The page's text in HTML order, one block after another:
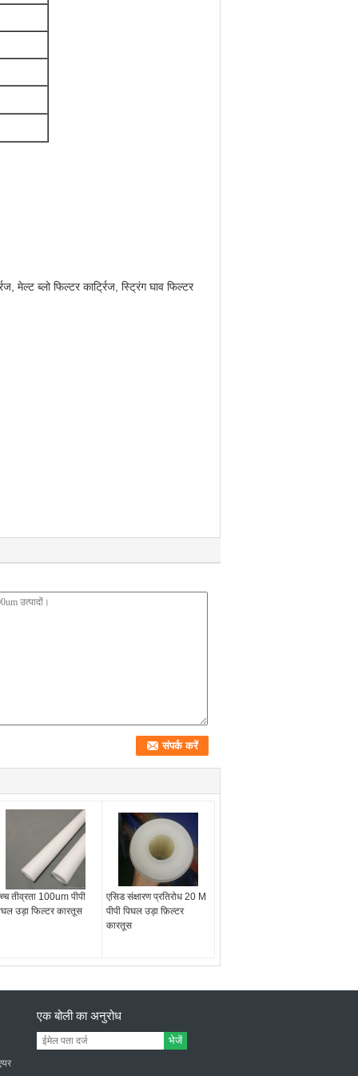
मेल्ट ब्लो फिल्टर कार्ट्रिज, स्ट्रिंग घाव फिल्टर
तीव्रता 100um पीपी
उड़ा फिल्टर कारतूस
एसिड संक्षारण प्रतिरोध 20 M
पीपी पिघल उड़ा फ़िल्टर
कारतूस
एक बोली का अनुरोध
भेजें